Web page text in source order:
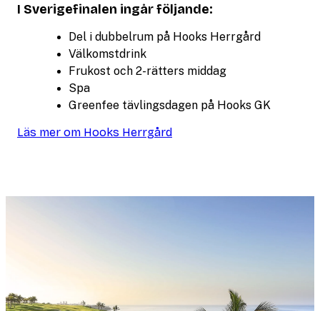
I Sverigefinalen ingår följande:
Del i dubbelrum på Hooks Herrgård
Välkomstdrink
Frukost och 2-rätters middag
Spa
Greenfee tävlingsdagen på Hooks GK
Läs mer om Hooks Herrgård